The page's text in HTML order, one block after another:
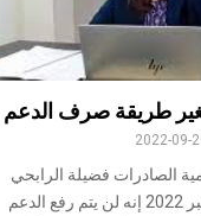
طريقة صرف الدعم
2022-09-
الصادرات فضيلة الرابحي
اليوم الخميس 29 سبتمبر 2022 إنه لن يتم رفع الدعم